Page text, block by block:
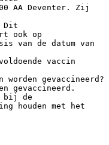
AA Deventer. Zij
Dit
ook op
van de datum van
vaccin
worden gevaccineerd?
gevaccineerd.
bij de
houden met het